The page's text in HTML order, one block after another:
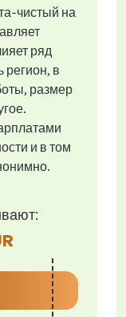
чистый на
ряд
регион, в
размер
и в том